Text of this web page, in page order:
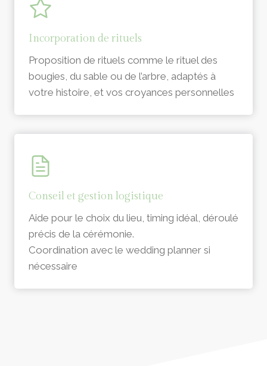
Incorporation de rituels
Proposition de rituels comme le rituel des
bougies, du sable ou de l’arbre, adaptés à
votre histoire, et vos croyances personnelles
Conseil et gestion logistique
Aide pour le choix du lieu, timing idéal, déroulé
précis de la cérémonie.
Coordination avec le wedding planner si
nécessaire